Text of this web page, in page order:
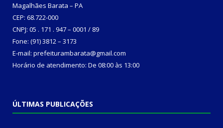
Magalhães Barata – PA
CEP: 68.722-000
CNPJ: 05 . 171 . 947 – 0001 / 89
Fone: (91) 3812 – 3173
E-mail: prefeiturambarata@gmail.com
Horário de atendimento: De 08:00 às 13:00
ÚLTIMAS PUBLICAÇÕES